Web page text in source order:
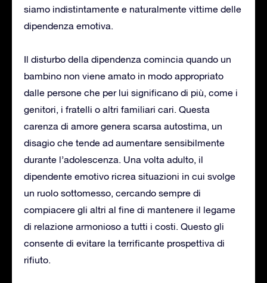
siamo indistintamente e naturalmente vittime delle
dipendenza emotiva.
Il disturbo della dipendenza comincia quando un
bambino non viene amato in modo appropriato
dalle persone che per lui significano di più, come i
genitori, i fratelli o altri familiari cari. Questa
carenza di amore genera scarsa autostima, un
disagio che tende ad aumentare sensibilmente
durante l’adolescenza. Una volta adulto, il
dipendente emotivo ricrea situazioni in cui svolge
un ruolo sottomesso, cercando sempre di
compiacere gli altri al fine di mantenere il legame
di relazione armonioso a tutti i costi. Questo gli
consente di evitare la terrificante prospettiva di
rifiuto.